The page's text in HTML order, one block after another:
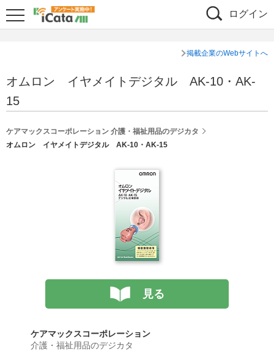
ログイン
掲載企業のWebサイトへ
オムロン イヤメイトデジタル AK-10・AK-
15
ケアマックスコーポレーション 介護・福祉用品のデジカタ
オムロン イヤメイトデジタル AK-10・AK-15
見る
ケアマックスコーポレーション
介護・福祉用品のデジカタ